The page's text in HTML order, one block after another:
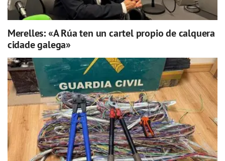
Merelles: «A Rúa ten un cartel propio de calquera
cidade galega»